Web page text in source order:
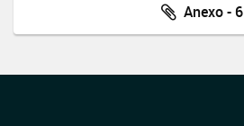
Anexo - 6